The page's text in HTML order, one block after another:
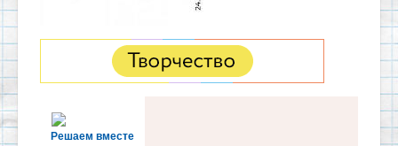
Решаем вместе